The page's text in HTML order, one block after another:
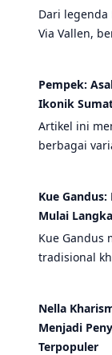
Dari
Via Vallen,
masing.
Pempek:
Ikonik
Artikel ini
berbagai
Kue
Mulai Langka
Kue Gandus
tradisional
beberapa
masakan
Nella
Menjadi
Terpopuler